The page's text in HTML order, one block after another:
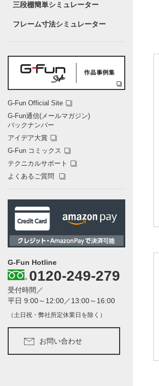
三段棚簡単シミュレーター
フレーム寸法シミュレーター
G-Fun Official Site
G-Fun通信(メールマガジン)
バックナンバー
アイデア大賞
G-Fun コミックス
テクニカルサポート
よくあるご質問
G-Fun Hotline
0120-249-279
受付時間／
平日 9:00～12:00／13:00～16:00
（土日祝・弊社所定休業日を除く）
お問い合わせ